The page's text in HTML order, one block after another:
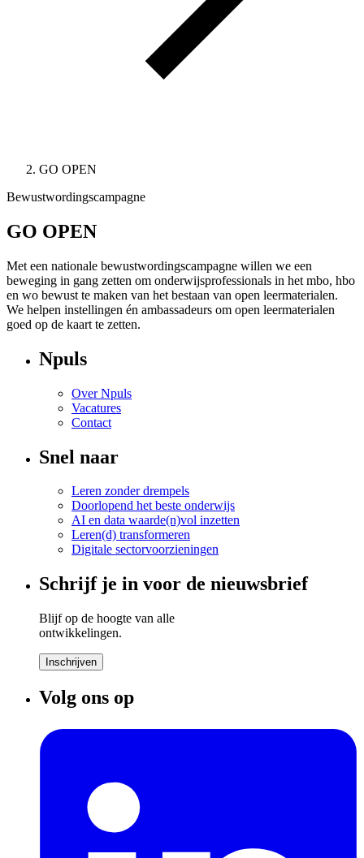
GO OPEN
Bewustwordingscampagne
GO OPEN
Met een nationale bewustwordingscampagne willen we een
beweging in gang zetten om onderwijsprofessionals in het mbo, hbo
en wo bewust te maken van het bestaan van open leermaterialen.
We helpen instellingen én ambassadeurs om open leermaterialen
goed op de kaart te zetten.
Npuls
Over Npuls
Vacatures
Contact
Snel naar
Leren zonder drempels
Doorlopend het beste onderwijs
AI en data waarde(n)vol inzetten
Leren(d) transformeren
Digitale sectorvoorzieningen
Schrijf je in voor de nieuwsbrief
Blijf op de hoogte van alle
ontwikkelingen.
Inschrijven
Volg ons op